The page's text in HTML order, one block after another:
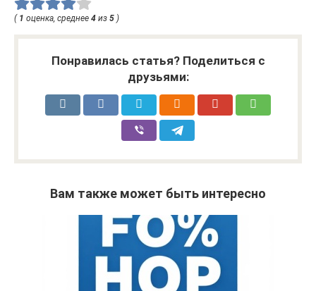
( 1 оценка, среднее 4 из 5 )
Понравилась статья? Поделиться с
друзьями:
Вам также может быть интересно